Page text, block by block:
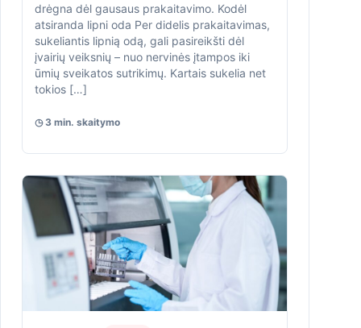
drėgna dėl gausaus prakaitavimo. Kodėl
atsiranda lipni oda Per didelis prakaitavimas,
sukeliantis lipnią odą, gali pasireikšti dėl
įvairių veiksnių – nuo ​​nervinės įtampos iki
ūmių sveikatos sutrikimų. Kartais sukelia net
tokios […]
◷ 3 min. skaitymo